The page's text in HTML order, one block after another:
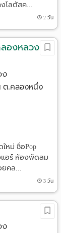
โลตัสค...
2 วัน
ลองหลวง
ง
ต.คลองหนึ่ง
หม่ ชื่อPop
แอร์ ห้องพัดลม
คล...
3 วัน
ง